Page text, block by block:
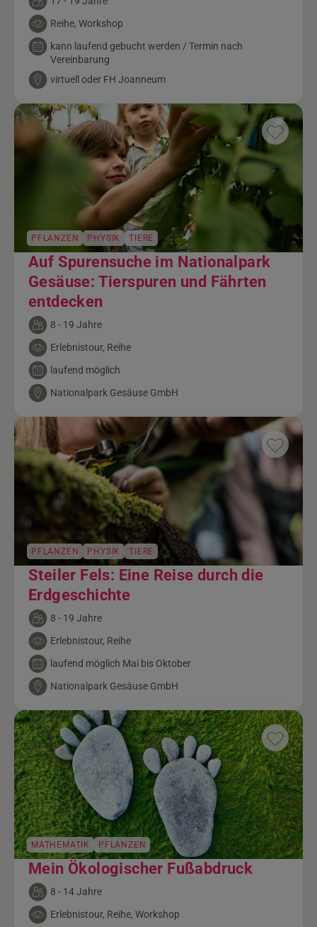
Reihe, Workshop
kann laufend gebucht werden / Termin nach
Vereinbarung
virtuell oder FH Joanneum
PFLANZEN PHYSIK TIERE
Auf Spurensuche im Nationalpark
Gesäuse: Tierspuren und Fährten
entdecken
8 - 19 Jahre
Erlebnistour, Reihe
laufend möglich
Nationalpark Gesäuse GmbH
PFLANZEN PHYSIK TIERE
Steiler Fels: Eine Reise durch die
Erdgeschichte
8 - 19 Jahre
Erlebnistour, Reihe
laufend möglich Mai bis Oktober
Nationalpark Gesäuse GmbH
MATHEMATIK PFLANZEN
Mein Ökologischer Fußabdruck
8 - 14 Jahre
Erlebnistour, Reihe, Workshop